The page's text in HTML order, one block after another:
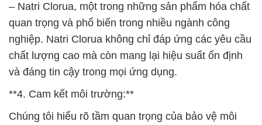
– Natri Clorua, một trong những sản phẩm hóa chất
quan trọng và phổ biến trong nhiều ngành công
nghiệp. Natri Clorua không chỉ đáp ứng các yêu cầu
chất lượng cao mà còn mang lại hiệu suất ổn định
và đáng tin cậy trong mọi ứng dụng.
**4. Cam kết môi trường:**
Chúng tôi hiểu rõ tầm quan trọng của bảo vệ môi